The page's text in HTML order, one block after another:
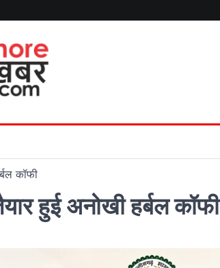
कॉफी
हुई अनोखी हर्बल कॉफी